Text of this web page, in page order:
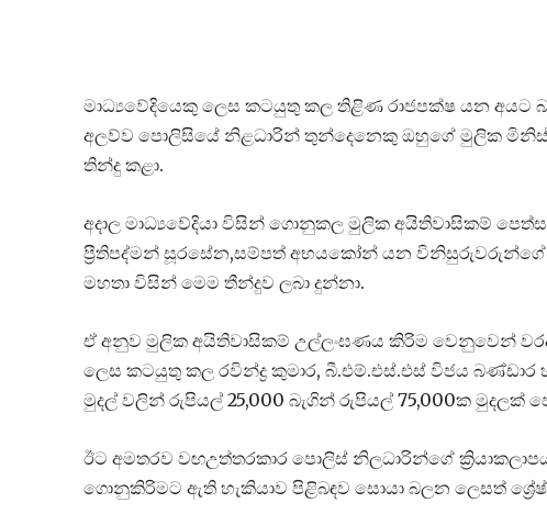
මාධ්‍යවේදියෙකු ලෙස කටයුතු කල තිළිණ රාජපක්ෂ යන අයට
අලව්ව පොලිසියේ නිළධාරින් තුන්දෙනෙකු ඔහුගේ මුලික
තින්දු කළා.
අදාල මාධ්‍යවේදියා විසින් ගොනුකල මුලික අයිතිවාසිකම්
ප්‍රීතිපද්මන් සූරසේන,සම්පත් අභයකෝන් යන විනිසුරුවරුන්ගේ
මහතා විසින් මෙම තීන්දුව ලබා දුන්නා.
ඒ අනුව මුලික අයිතිවාසිකම් උල්ලංඝණය කිරිම වෙනුවෙන්
ලෙස කටයුතු කල රවින්ද්‍ර කුමාර, බී.එම්.එස්.එස් විජය
මුදල් වලින් රුපියල් 25,000 බැගින් රුපියල් 75,000ක
ඊට අමතරව වඟඋත්තරකාර පොලිස් නිලධාරින්ගේ
ගොනුකිරිමට ඇති හැකියාව පිළිබඳව සොයා බලන ලෙසත්